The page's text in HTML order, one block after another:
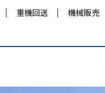
重機回送 機械販売